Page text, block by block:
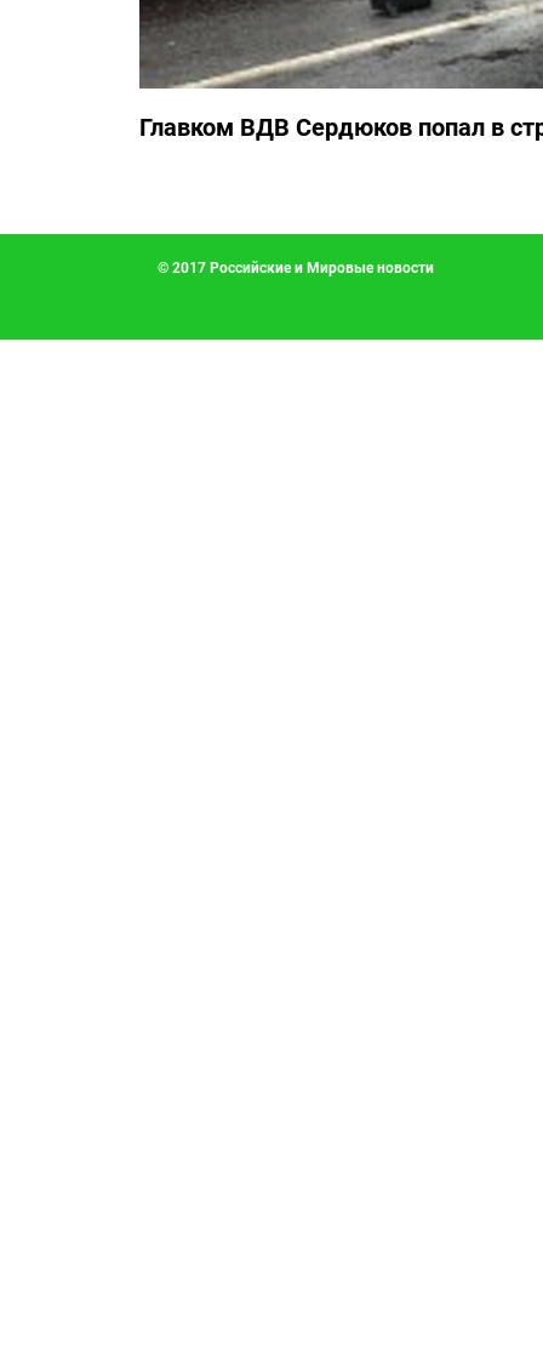
Главком ВДВ Сердюков попал в
© 2017 Российские и Мировые новости